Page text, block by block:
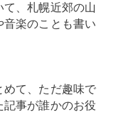
て、札幌近郊の山
音楽のことも書い
めて、ただ趣味で
記事が誰かのお役